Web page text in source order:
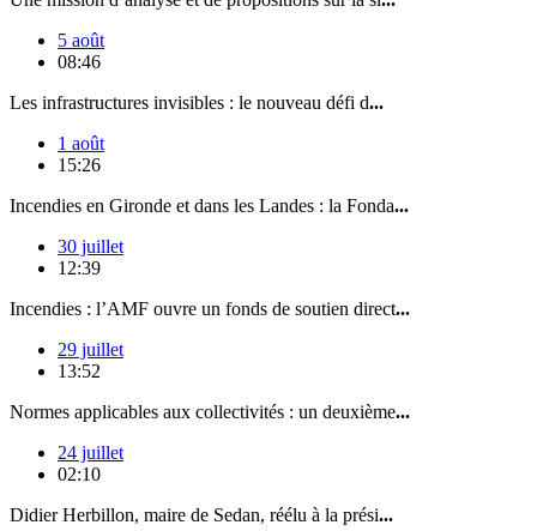
5 août
08:46
Les infrastructures invisibles : le nouveau défi d...
1 août
15:26
Incendies en Gironde et dans les Landes : la Fonda...
30 juillet
12:39
Incendies : l’AMF ouvre un fonds de soutien direct...
29 juillet
13:52
Normes applicables aux collectivités : un deuxième...
24 juillet
02:10
Didier Herbillon, maire de Sedan, réélu à la prési...